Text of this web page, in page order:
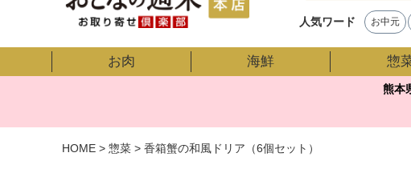
人気ワード お中元
お肉 海鮮 惣
熊本
HOME 惣菜 香箱蟹の和風ドリア（6個セット）